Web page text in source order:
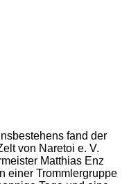
fand der
von Naretoi e. V.
Matthias Enz
einer Trommlergruppe